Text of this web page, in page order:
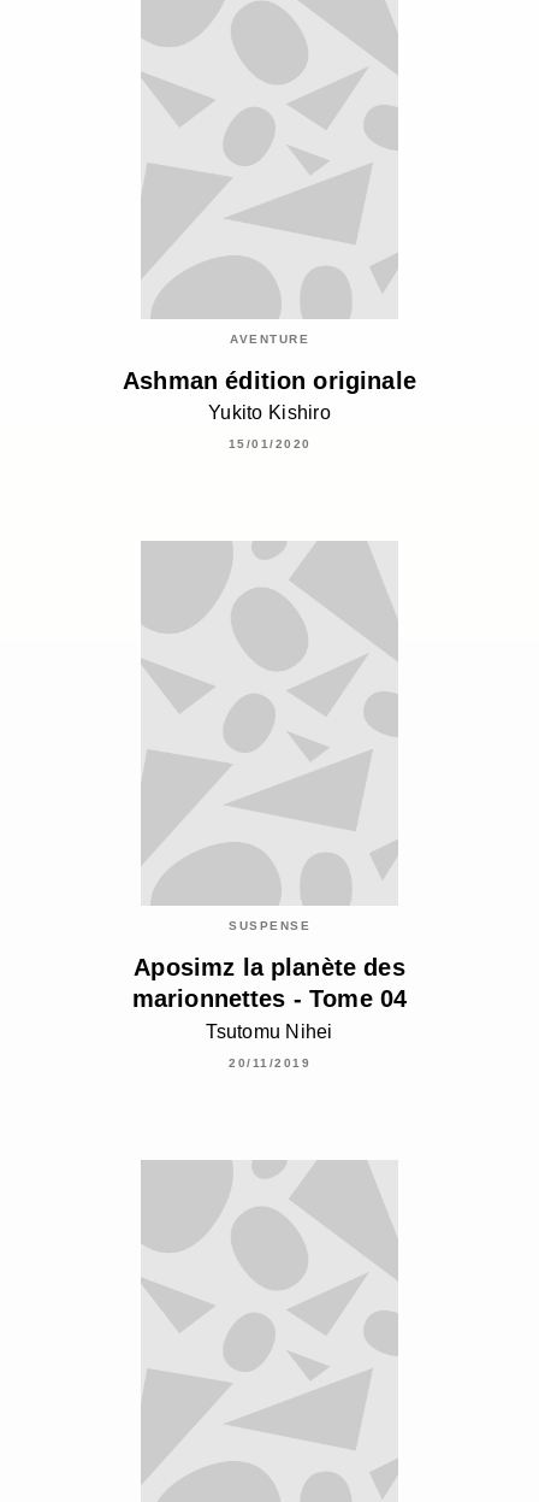
AVENTURE
Ashman édition originale
Yukito Kishiro
15/01/2020
SUSPENSE
Aposimz la planète des
marionnettes - Tome 04
Tsutomu Nihei
20/11/2019